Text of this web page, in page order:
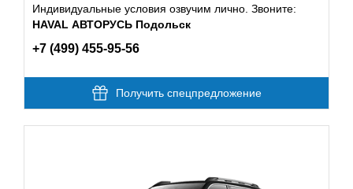
Индивидуальные условия озвучим лично. Звоните:
HAVAL АВТОРУСЬ Подольск
+7 (499) 455-95-56
Получить спецпредложение